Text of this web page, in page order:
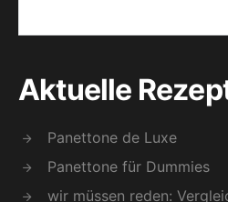
Aktuelle
Panettone de Luxe
Panettone für Dummies
wir müssen reden: